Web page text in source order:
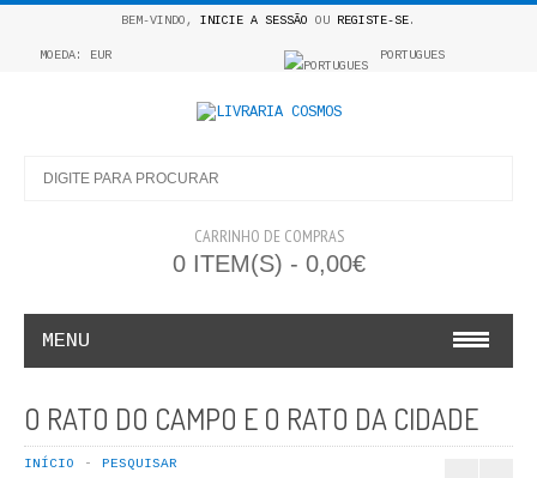
BEM-VINDO, INICIE A SESSÃO OU REGISTE-SE.
MOEDA: EUR PORTUGUES
CARRINHO DE COMPRAS
0 ITEM(S) - 0,00€
MENU
COSMOS INFANTIL
O RATO DO CAMPO E O RATO DA CIDADE
INÍCIO
PESQUISAR